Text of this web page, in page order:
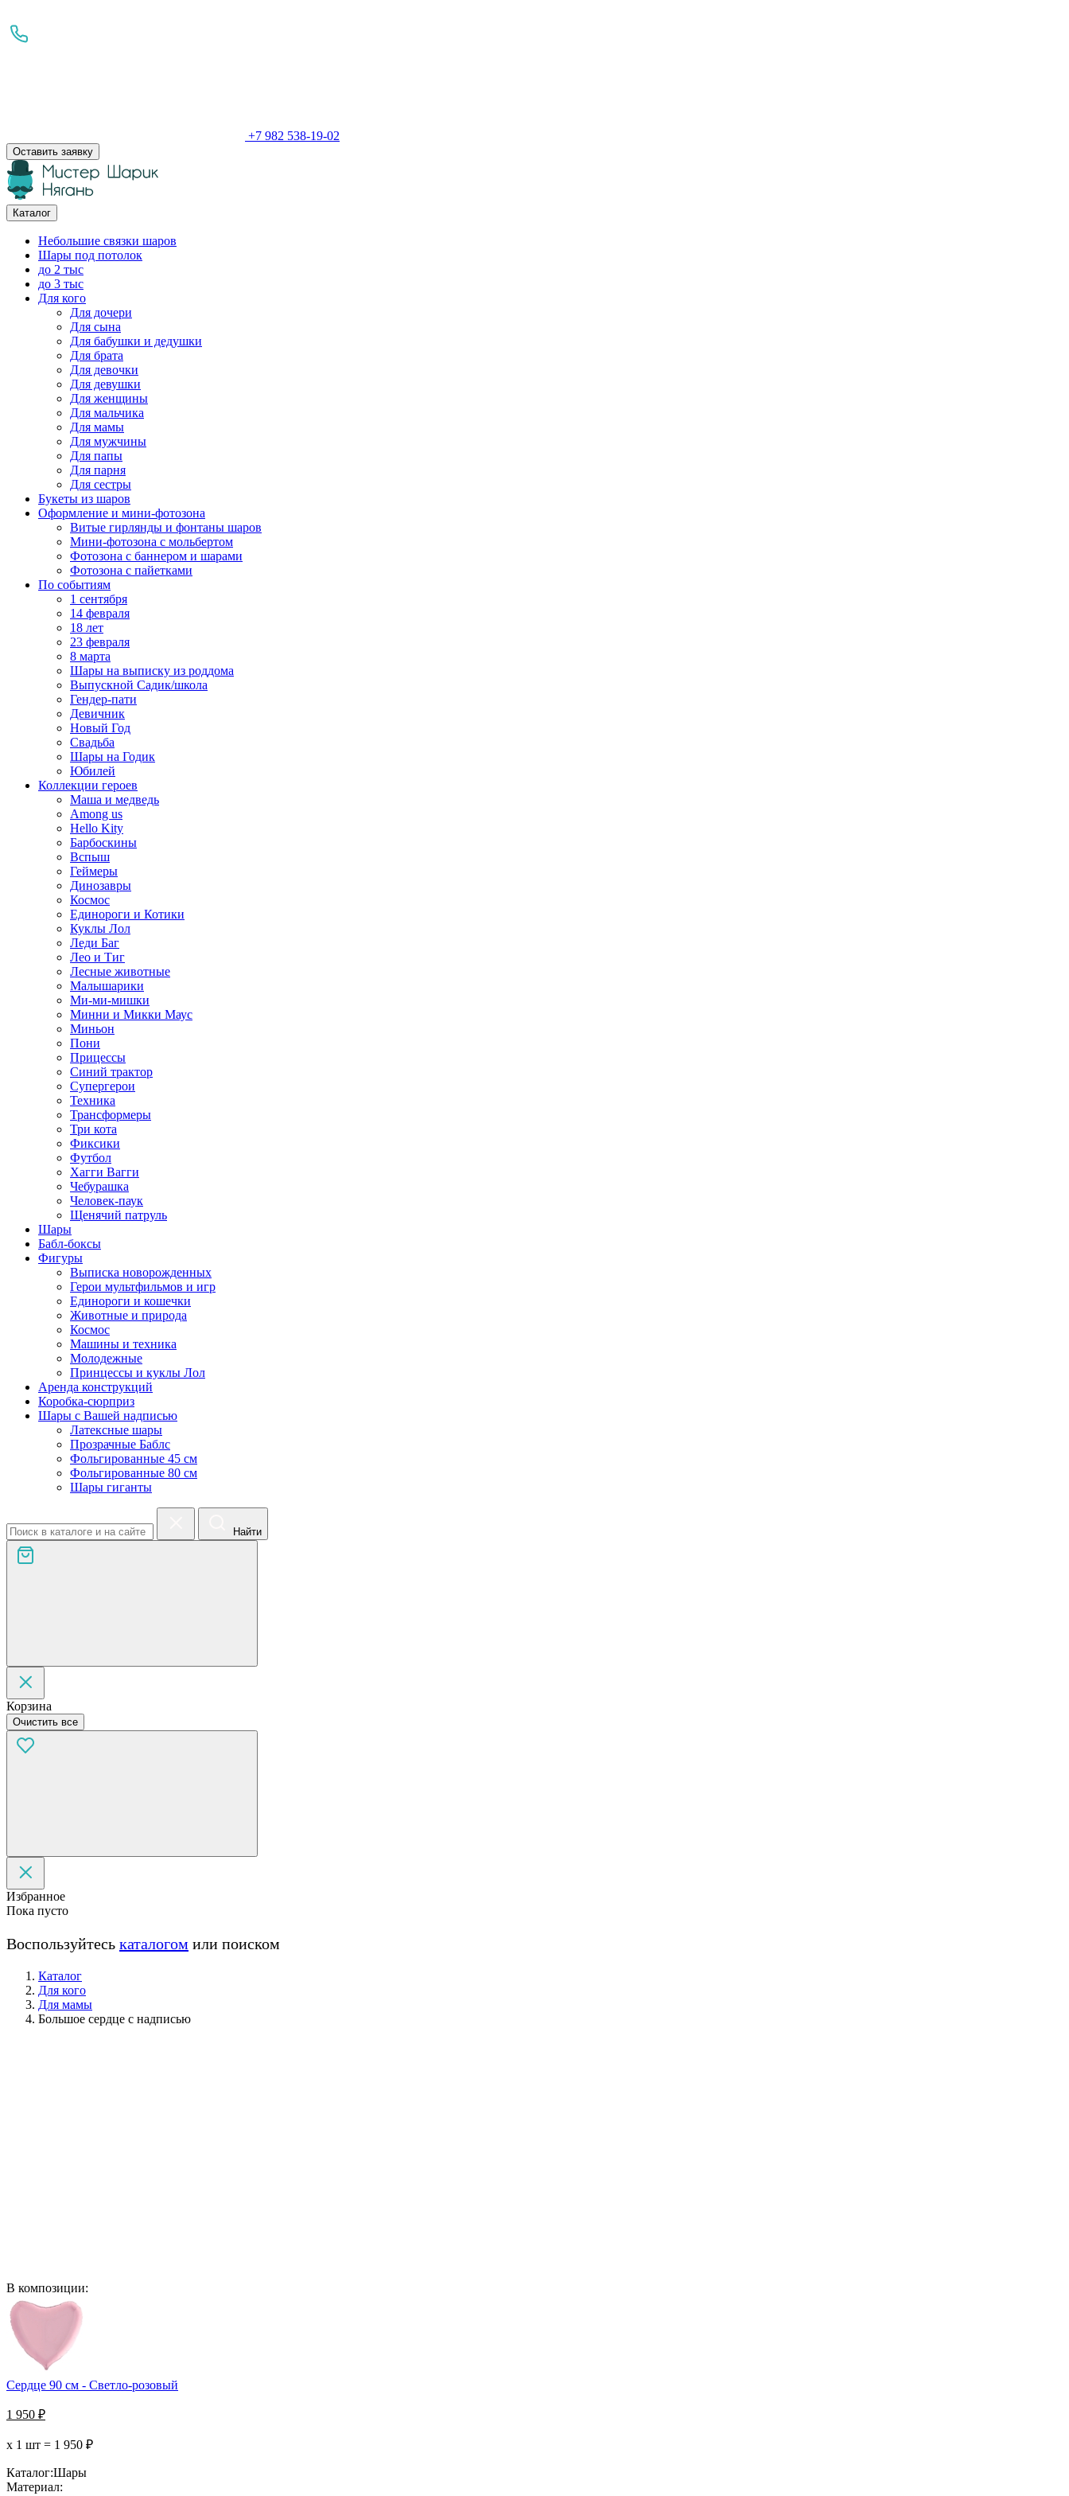
+7 982 538-19-02
Оставить заявку
Каталог
Небольшие связки шаров
Шары под потолок
до 2 тыс
до 3 тыс
Для кого
Для дочери
Для сына
Для бабушки и дедушки
Для брата
Для девочки
Для девушки
Для женщины
Для мальчика
Для мамы
Для мужчины
Для папы
Для парня
Для сестры
Букеты из шаров
Оформление и мини‑фотозона
Витые гирлянды и фонтаны шаров
Мини-фотозона с мольбертом
Фотозона с баннером и шарами
Фотозона с пайетками
По событиям
1 сентября
14 февраля
18 лет
23 февраля
8 марта
Шары на выписку из роддома
Выпускной Садик/школа
Гендер-пати
Девичник
Новый Год
Свадьба
Шары на Годик
Юбилей
Коллекции героев
Маша и медведь
Among us
Hello Kity
Барбоскины
Вспыш
Геймеры
Динозавры
Космос
Единороги и Котики
Куклы Лол
Леди Баг
Лео и Тиг
Лесные животные
Малышарики
Ми-ми-мишки
Минни и Микки Маус
Миньон
Пони
Прицессы
Синий трактор
Супергерои
Техника
Трансформеры
Три кота
Фиксики
Футбол
Хагги Вагги
Чебурашка
Человек-паук
Щенячий патруль
Шары
Бабл-боксы
Фигуры
Выписка новорожденных
Герои мультфильмов и игр
Единороги и кошечки
Животные и природа
Космос
Машины и техника
Молодежные
Принцессы и куклы Лол
Аренда конструкций
Коробка-сюрприз
Шары с Вашей надписью
Латексные шары
Прозрачные Баблс
Фольгированные 45 см
Фольгированные 80 см
Шары гиганты
Найти
Корзина
Очистить все
Избранное
Пока пусто
Воспользуйтесь каталогом или поиском
Каталог
Для кого
Для мамы
Большое сердце с надписью
В композиции:
Сердце 90 см - Светло-розовый
1 950 ₽
х 1 шт = 1 950 ₽
Каталог:Шары
Материал: